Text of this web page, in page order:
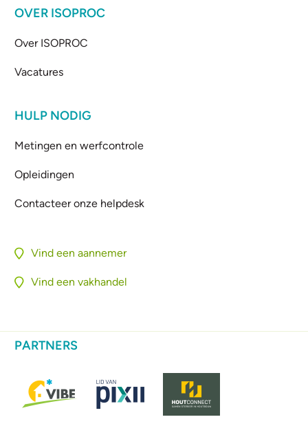
OVER ISOPROC
Over ISOPROC
Vacatures
HULP NODIG
Metingen en werfcontrole
Opleidingen
Contacteer onze helpdesk
Vind een aannemer
Vind een vakhandel
PARTNERS